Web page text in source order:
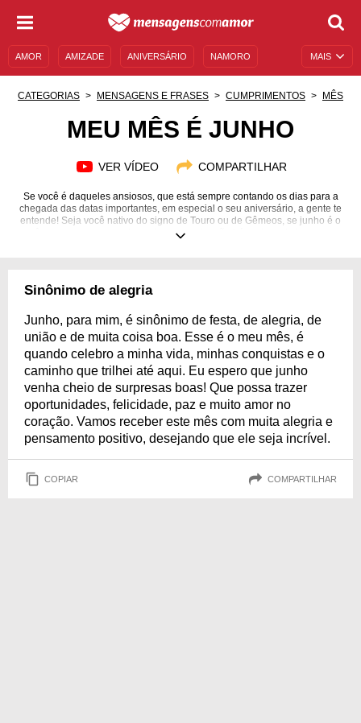
MAIS
AMOR AMIZADE ANIVERSÁRIO NAMORO
AUTOAJUDA
CATEGORIAS MENSAGENS E FRASES CUMPRIMENTOS MÊS
MEU MÊS É JUNHO
VER VÍDEO COMPARTILHAR
Se você é daqueles ansiosos, que está sempre contando os dias para a
chegada das datas importantes, em especial o seu aniversário, a gente te
entende! Seja você nativo do signo de Touro ou de Gêmeos, se junho é o
mês que marca a sua chegada ao mundo, não há nada mais justo que
mês com o pé direito e celebre-o com todas as coisas e eventos bons que
Sinônimo de alegria
Junho, para mim, é sinônimo de festa, de alegria, de
união e de muita coisa boa. Esse é o meu mês, é
quando celebro a minha vida, minhas conquistas e o
caminho que trilhei até aqui. Eu espero que junho
venha cheio de surpresas boas! Que possa trazer
oportunidades, felicidade, paz e muito amor no
coração. Vamos receber este mês com muita alegria e
pensamento positivo, desejando que ele seja incrível.
COPIAR COMPARTILHAR